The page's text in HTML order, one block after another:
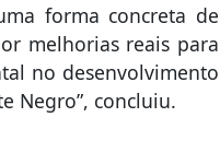
forma concreta de
melhorias reais para
no desenvolvimento
Negro”, concluiu.